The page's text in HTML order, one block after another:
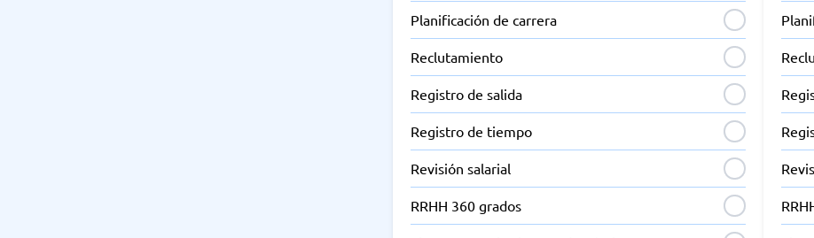
Planificación de carrera
Reclutamiento
Registro de salida
Registro de tiempo
Revisión salarial
RRHH 360 grados